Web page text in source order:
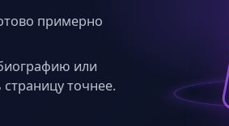
примерно
или
точнее.